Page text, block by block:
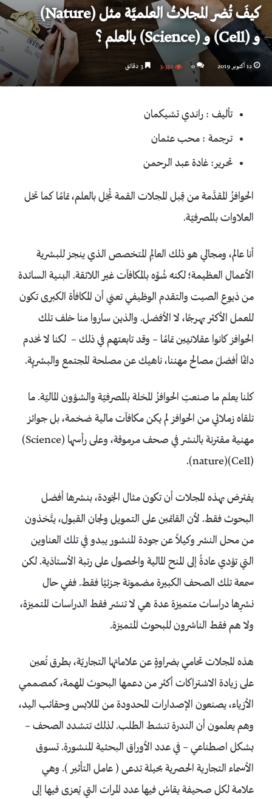
كيفَ تُضر المجلاتُ العلميَّة مثل (Nature)
و (Cell) و (Science) بالعلم ؟
12 أكتوبر 2019 0 3٬312
تأليف : راندي تشيكمان
ترجمة : محب عثمان
تحرير: غادة عبد الرحمن
الحوافزُ المقدَّمة من قِبل المجلات القمة تُخِل بالعلم، تمامًا كما تخل
العلاوات بالمصرفيّة.
أنا عالم، ومجالي هو ذلك العالِم المتخصص الذي ينجز للبشرية
الأعمال العظيمة؛ لكنه شُوِّه بالمكافآت غير اللائقة. البنية السائدة
من ذيوع الصيت والتقدم الوظيفي تعني أن المكافأة الكبرى تكون
للعمل الأكثر بهرجًا، لا الأفضل. والذين ساروا منا خلف تلك
الحوافز كانوا عقلانيين تمامًا – وقد تابعتهم في ذلك – لكنا لا نخدم
دائمًا أفضلَ مصالح مهننا، ناهيك عن مصلحة المجتمع والبشريٍة.
كلنا يعلم ما صنعتِ الحوافزُ المخلة بالمصرفيّة والشؤون الماليّة. ما
تلقاه زملائي من الحوافز لم يكن مكافآت مالية ضخمة، بل جوائز
مهنية مقترنة بالنشر في صحف مرموقة، وعلى رأسها (Science)
(Cell)(nature).
يفترض بهذه المجلات أن تكون مثال الجَودة، بنشرها أفضل
البحوث فقط. لأن القائمين على التمويل ولجان القبول، يتَّخذون
من محل النشر وكيلاً عن جودة المنشور يبدو في تلك العناوين
التي تؤدي عادةً إلى المنح المالية والحصول على رتبة الأستاذية. لكن
سمعة تلك الصحف الكبيرة مضمونة جزئيًا فقط. ففي حال
نشرِها دراسات متميزة عدة هي لا تنشر فقط الدراسات المتميزة،
ولا هم فقط الناشرون للبحوث المتميزة.
هذه المجلات تحامي بضراوةٍ عن علاماتها التجاريّة، بطرق تُعين
على زيادة الاشتراكات أكثر من دعمها البحوث المهمة، كمصممي
الأزياء، يصنعون الإصدارات المحدودة من الملابس وحقائب اليد،
وهم يعلمون أن الندرة تنشط الطلب. لذلك تتشدد الصحف –
بشكل اصطناعي – في عدد الأوراق البحثية المنشورة. تسوق
الأسماء التجارية الحصرية بحيلة تدعى ( عامل التأثير ). وهي
علامة لكل صحيفة يقاسُ فيها عدد المرات التي يُعزى فيها إلى